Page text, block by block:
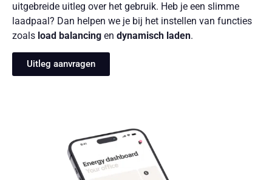
uitgebreide uitleg over het gebruik. Heb je een slimme
laadpaal? Dan helpen we je bij het instellen van functies
zoals load balancing en dynamisch laden.
Uitleg aanvragen